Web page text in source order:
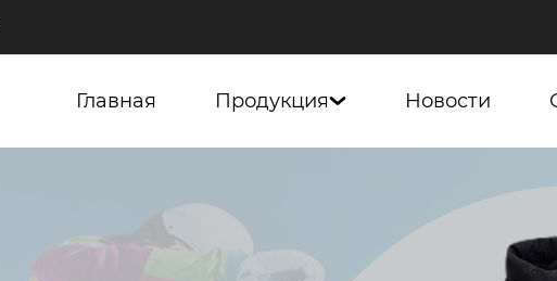
Главная Продукция Новости